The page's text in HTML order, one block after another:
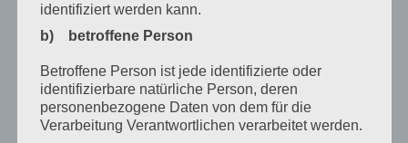
Januar 2020
Dezember 2019
November 2019
Oktober 2019
identifiziert werden kann.
b) betroffene Person
Betroffene Person ist jede identifizierte oder
identifizierbare natürliche Person, deren
personenbezogene Daten von dem für die
Verarbeitung Verantwortlichen verarbeitet werden.